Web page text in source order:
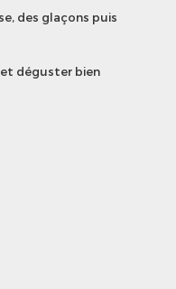
des glaçons puis
déguster bien